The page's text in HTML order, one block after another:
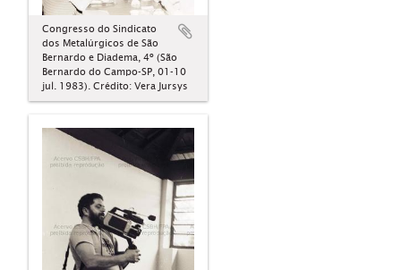
Congresso do Sindicato
dos Metalúrgicos de São
Bernardo e Diadema, 4º (São
Bernardo do Campo-SP, 01-10
jul. 1983). Crédito: Vera Jursys